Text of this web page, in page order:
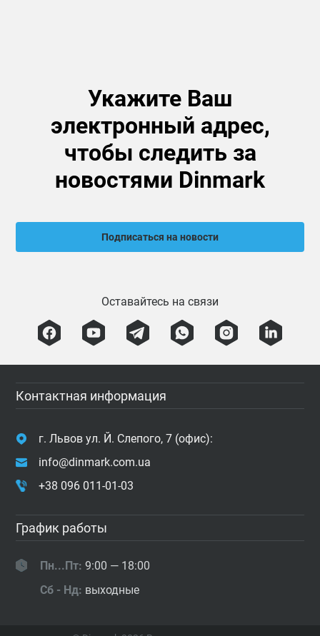
Укажите Ваш
электронный адрес,
чтобы следить за
новостями Dinmark
Подписаться на новости
Оставайтесь на связи
Контактная информация
г. Львов ул. Й. Слепого, 7 (офис):
info@dinmark.com.ua
+38 096 011-01-03
График работы
Пн...Пт: 9:00 — 18:00
Сб - Нд: выходные